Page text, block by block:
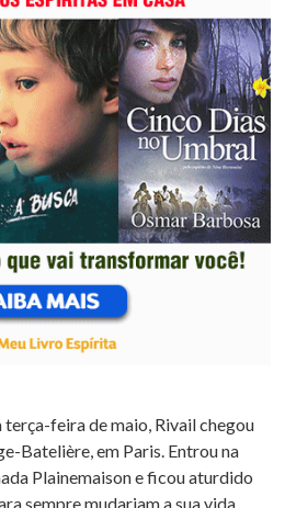
terça-feira de maio, Rivail chegou
Batelière, em Paris. Entrou na
Plainemaison e ficou aturdido
sempre mudariam a sua vida.